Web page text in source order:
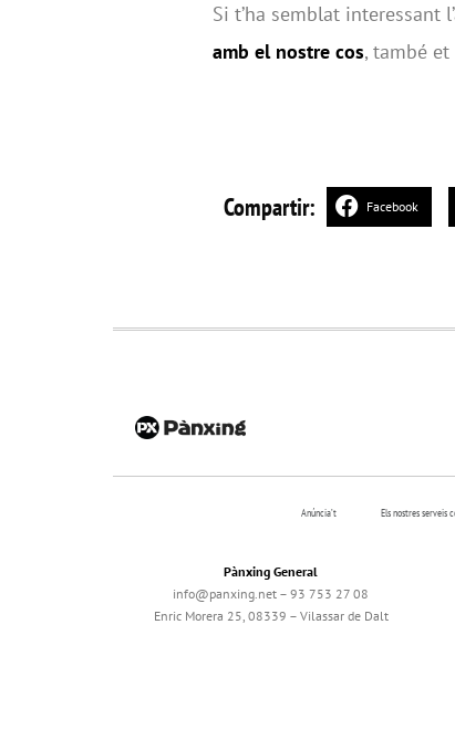
Si t’ha semblat interessant
amb el nostre cos, també
Compartir: Facebook
Anúncia’t Els nostres serveis
Pànxing General
info@panxing.net – 93 753 27 08
Enric Morera 25, 08339 – Vilassar de Dalt